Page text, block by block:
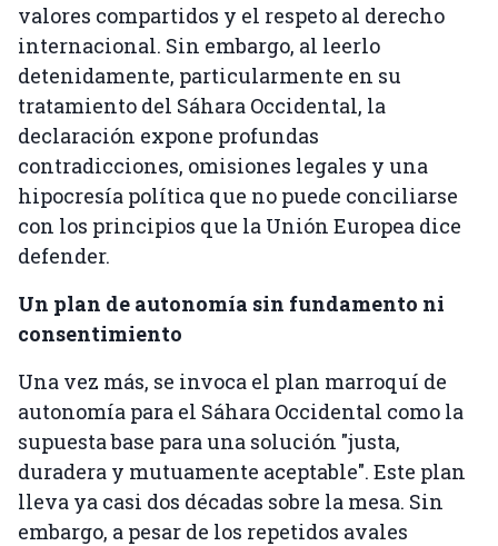
valores compartidos y el respeto al derecho
internacional. Sin embargo, al leerlo
detenidamente, particularmente en su
tratamiento del Sáhara Occidental, la
declaración expone profundas
contradicciones, omisiones legales y una
hipocresía política que no puede conciliarse
con los principios que la Unión Europea dice
defender.
Un plan de autonomía sin fundamento ni
consentimiento
Una vez más, se invoca el plan marroquí de
autonomía para el Sáhara Occidental como la
supuesta base para una solución "justa,
duradera y mutuamente aceptable". Este plan
lleva ya casi dos décadas sobre la mesa. Sin
embargo, a pesar de los repetidos avales